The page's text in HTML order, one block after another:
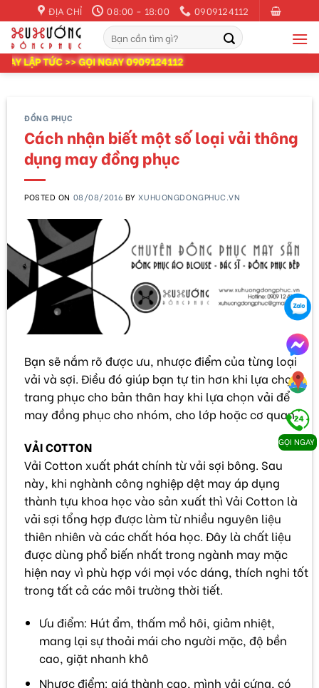
to
content
ĐỊA CHỈ 08:00 - 18:00
0909124112
Tìm
kiếm:
>> GỌI NGAY 0909124112
ĐỒNG PHỤC
Cách nhận biết một số loại vải thông
dụng may đồng phục
POSTED ON 08/08/2016 BYXUHUONGDONGPHUC.VN
Bạn sẽ nắm rõ được ưu, nhược điểm của từng loại
vải và sợi. Điều đó giúp bạn tự tin hơn khi lựa chọn
trang phục cho bản thân hay khi lựa chọn vải để
may đồng phục cho nhóm, cho lớp hoặc cơ quan.
VẢI COTTON
Vải Cotton xuất phát chính từ vải sợi bông. Sau
này, khi nghành công nghiệp dệt may áp dụng
thành tựu khoa học vào sản xuất thì Vải Cotton là
vải sợi tổng hợp được làm từ nhiều nguyên liệu
thiên nhiên và các chất hóa học. Đây là chất liệu
được dùng phổ biến nhất trong ngành may mặc
hiện nay vì phù hợp với mọi vóc dáng, thích nghi tốt
trong tất cả các môi trường thời tiết.
Ưu điểm: Hút ẩm, thấm mồ hôi, giảm nhiệt,
mang lại sự thoải mái cho người mặc, độ bền
cao, giặt nhanh khô
Nhược điểm: giá thành cao, mình vải cứng, có
GỌI NGAY